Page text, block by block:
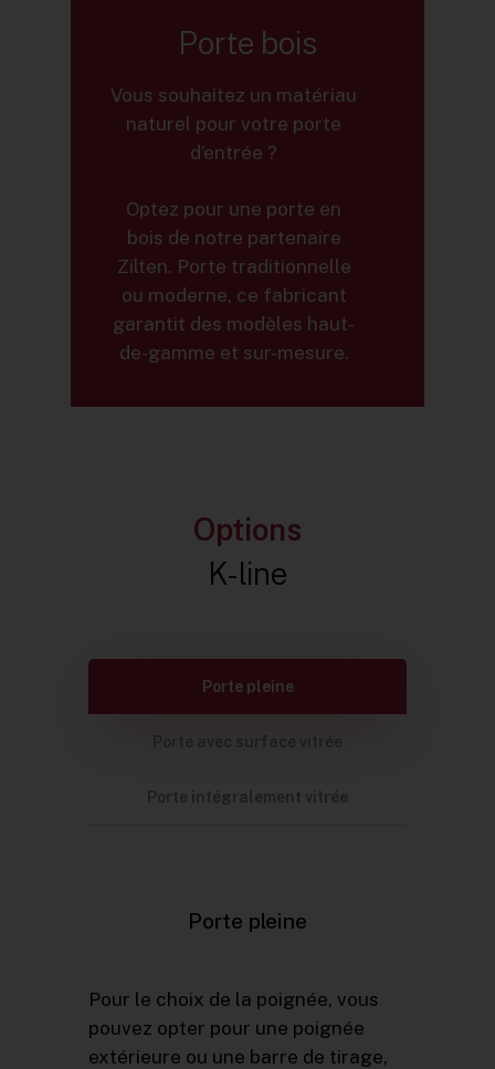
Porte bois
Vous souhaitez un matériau
naturel pour votre porte
d’entrée ?
Optez pour une porte en
bois de notre partenaire
Zilten. Porte traditionnelle
ou moderne, ce fabricant
garantit des modèles haut-
de-gamme et sur-mesure.
Options
K-line
Porte pleine
Porte intégralement vitrée
Porte pleine
Pour le choix de la poignée, vous
pouvez opter pour une poignée
extérieure ou une barre de tirage,